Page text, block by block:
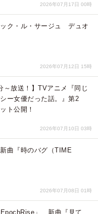
2026年07月17日 00時
ク・ル・サージュ デュオ
2026年07月12日 15時
～放送！】TVアニメ『同じ
ー女優だった話。』第2
ト公開！
2026年07月10日 03時
曲『時のバグ（TIME
2026年07月08日 01時
」、新曲『見て